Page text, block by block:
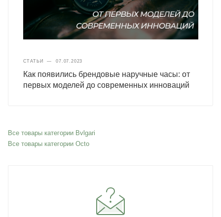
СТАТЬИ — 07.07.2023
Как появились брендовые наручные часы: от
первых моделей до современных инноваций
Все товары категории Bvlgari
Все товары категории Octo